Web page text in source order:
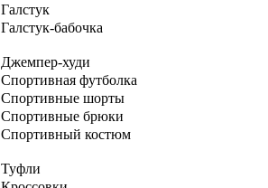
Галстук
Галстук-бабочка
Джемпер-худи
Спортивная футболка
Спортивные шорты
Спортивные брюки
Спортивный костюм
Туфли